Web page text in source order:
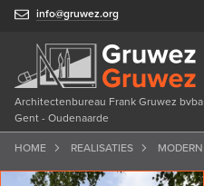
info@gruwez.org
Architectenbureau Frank Gruwez bvba
Gent - Oudenaarde
HOME REALISATIES MODERN